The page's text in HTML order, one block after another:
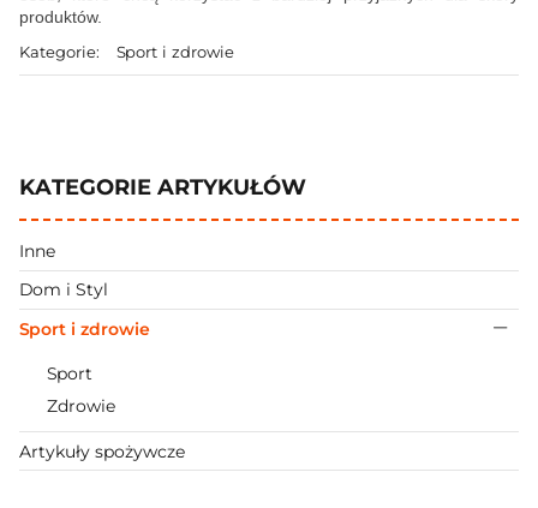
KATEGORIE ARTYKUŁÓW
Inne
Dom i Styl
Sport i zdrowie
Sport
Zdrowie
Artykuły spożywcze
produktów.
Kategorie:
Sport i zdrowie